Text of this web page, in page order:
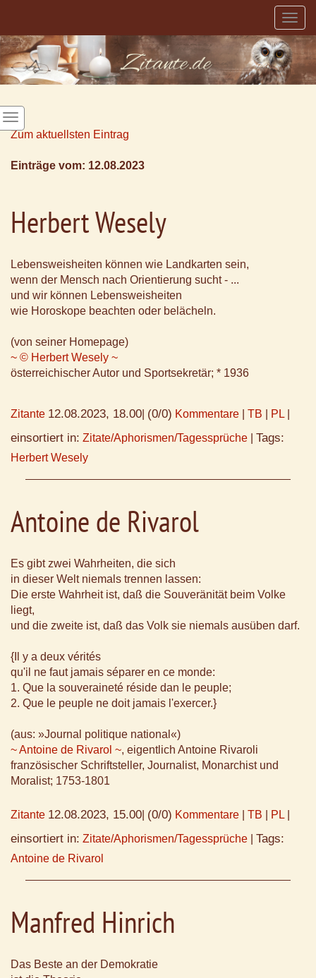
Zum aktuellsten Eintrag
Einträge vom: 12.08.2023
Herbert Wesely
Lebensweisheiten können wie Landkarten sein,
wenn der Mensch nach Orientierung sucht - ...
und wir können Lebensweisheiten
wie Horoskope beachten oder belächeln.
(von seiner Homepage)
~ © Herbert Wesely ~
österreichischer Autor und Sportsekretär; * 1936
Zitante 12.08.2023, 18.00 (0/0) Kommentare TB PL
einsortiert in: Zitate/Aphorismen/Tagessprüche Tags:
Herbert Wesely
Antoine de Rivarol
Es gibt zwei Wahrheiten, die sich
in dieser Welt niemals trennen lassen:
Die erste Wahrheit ist, daß die Souveränität beim Volke
liegt,
und die zweite ist, daß das Volk sie niemals ausüben darf.
{Il y a deux vérités
qu'il ne faut jamais séparer en ce monde:
1. Que la souveraineté réside dan le peuple;
2. Que le peuple ne doit jamais l'exercer.}
(aus: »Journal politique national«)
~ Antoine de Rivarol ~, eigentlich Antoine Rivaroli
französischer Schriftsteller, Journalist, Monarchist und
Moralist; 1753-1801
Zitante 12.08.2023, 15.00 (0/0) Kommentare TB PL
einsortiert in: Zitate/Aphorismen/Tagessprüche Tags:
Antoine de Rivarol
Manfred Hinrich
Das Beste an der Demokratie